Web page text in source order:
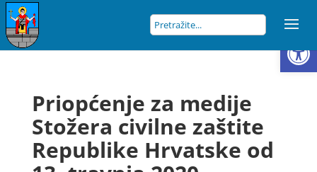
Priopćenje za medije
Stožera civilne zaštite
Republike Hrvatske od